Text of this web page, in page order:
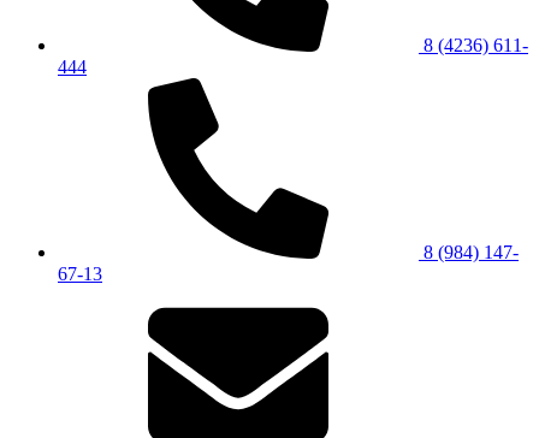
8 (4236) 611-
444
8 (984) 147-
67-13